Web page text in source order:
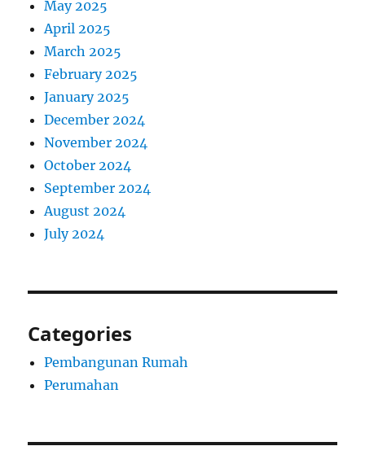
May 2025
April 2025
March 2025
February 2025
January 2025
December 2024
November 2024
October 2024
September 2024
August 2024
July 2024
Categories
Pembangunan Rumah
Perumahan